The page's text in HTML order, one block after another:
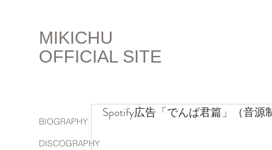
BIOGRAPHY
DISCOGRAPHY
MIKICHU
OFFICIAL SITE
Spotify広告「でんぱ君篇」（音源